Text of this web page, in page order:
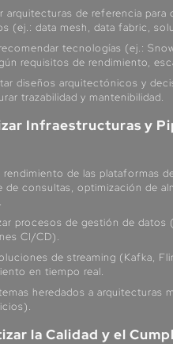
arquitecturas de referencia para
(ej.: data mesh, data fabric,
tecnologías (ej.:
requisitos de rendimiento,
diseños arquitectónicos y
trazabilidad y mantenibilidad.
Infraestructuras y
rendimiento de las plataformas
de consultas, optimización de
procesos de gestión de datos
CI/CD).
de streaming (Kafka,
en tiempo real.
heredados a arquitecturas
la Calidad y el